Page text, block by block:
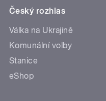
Český rozhlas
Válka na Ukrajině
Komunální volby
Stanice
eShop